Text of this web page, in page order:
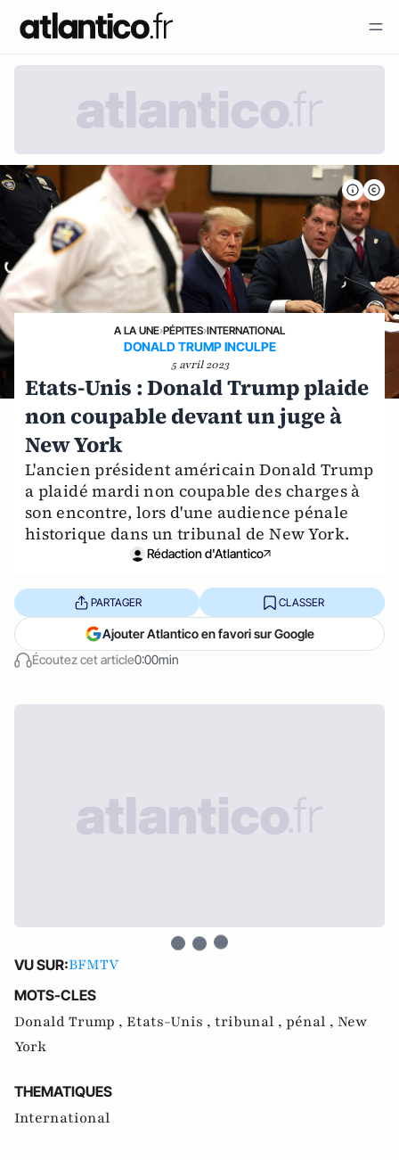
A LA UNE›PÉPITES›INTERNATIONAL
DONALD TRUMP INCULPE
5 avril 2023
Etats-Unis : Donald Trump plaide
non coupable devant un juge à
New York
L'ancien président américain Donald Trump
a plaidé mardi non coupable des charges à
son encontre, lors d'une audience pénale
historique dans un tribunal de New York.
Rédaction d'Atlantico
Écoutez cet article0:00min
PARTAGER CLASSER
Ajouter Atlantico en favori sur Google
VU SUR:BFMTV
MOTS-CLES
Donald Trump , Etats-Unis , tribunal , pénal , New
York
THEMATIQUES
International